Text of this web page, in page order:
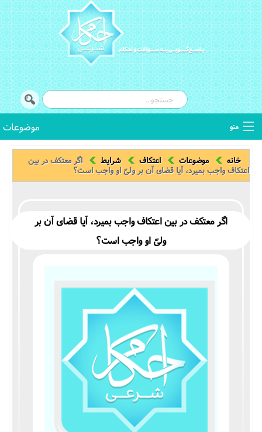
موضوعات منو
کتب فقهی
اصطلاحات فقهی
استفتائات
خانه موضوعات اعتکاف شرایط
اگر معتکف در بین
اعتکاف واجب بمیرد، آیا قضای آن بر ولیّ او واجب است؟
اگر معتکف در بین اعتکاف واجب بمیرد، آیا قضای آن بر
ولیّ او واجب است؟